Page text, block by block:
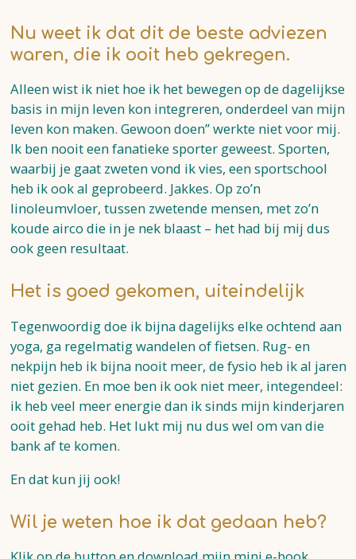
Nu weet ik dat dit de beste adviezen
waren, die ik ooit heb gekregen.
Alleen wist ik niet hoe ik het bewegen op de dagelijkse
basis in mijn leven kon integreren, onderdeel van mijn
leven kon maken. Gewoon doen” werkte niet voor mij.
Ik ben nooit een fanatieke sporter geweest. Sporten,
waarbij je gaat zweten vond ik vies, een sportschool
heb ik ook al geprobeerd. Jakkes. Op zo’n
linoleumvloer, tussen zwetende mensen, met zo’n
koude airco die in je nek blaast – het had bij mij dus
ook geen resultaat.
Het is goed gekomen, uiteindelijk
Tegenwoordig doe ik bijna dagelijks elke ochtend aan
yoga, ga regelmatig wandelen of fietsen. Rug- en
nekpijn heb ik bijna nooit meer, de fysio heb ik al jaren
niet gezien. En moe ben ik ook niet meer, integendeel:
ik heb veel meer energie dan ik sinds mijn kinderjaren
ooit gehad heb. Het lukt mij nu dus wel om van die
bank af te komen.
En dat kun jij ook!
Wil je weten hoe ik dat gedaan heb?